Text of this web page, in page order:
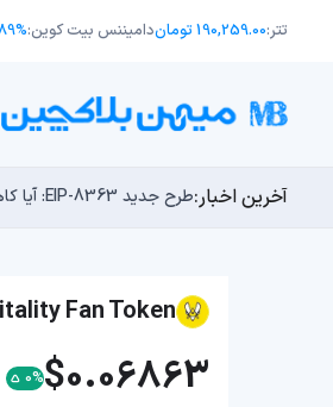
تتر:190,259.00 تومان دامیننس بیت کوین:
آخرین اخبار:طرح جدید EIP-8363: آیا کاهش پاداش استیکینگ به ضرر اتریوم تمام می‌شود؟
چرا هوش مصنوعی اکنون در
مایکل ترپین: متاسفم، بیت‌کوین به سمت
توسعه‌دهندگان بیت‌کوین ۸۵ باگ بحرانی را در یک وضعیت «فوق‌العاده بد» شناسایی کردند
اوج‌گیری طلا با تقاضای چین؛ چرا قیمت
Fan Token
$0.06863
0%